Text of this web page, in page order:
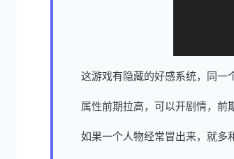
这游戏有隐藏的好感系统，同一
属性前期拉高，可以开剧情，前
如果一个人物经常冒出来，就多